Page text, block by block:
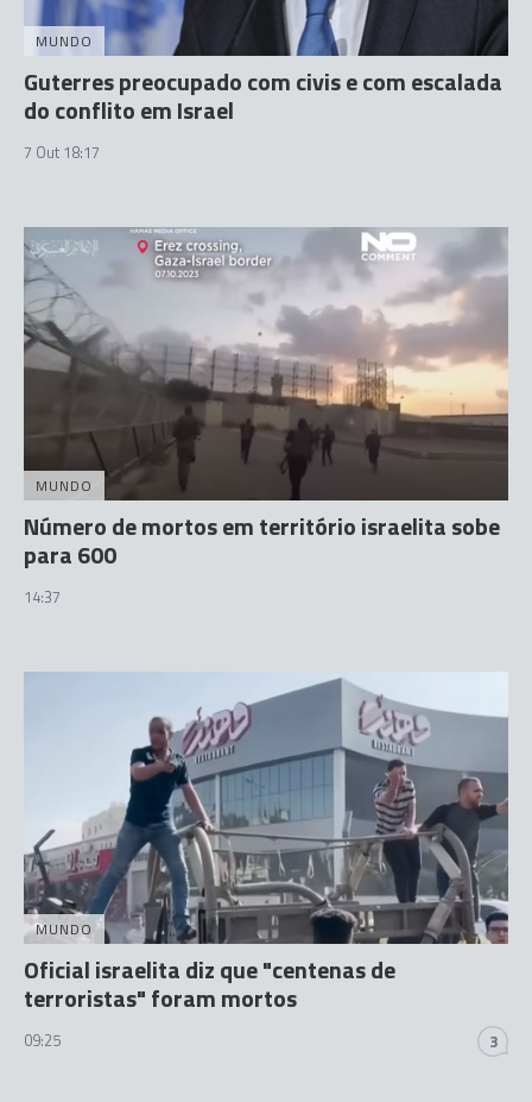
MUNDO
Guterres preocupado com civis e com escalada
do conflito em Israel
7 Out 18:17
MUNDO
Número de mortos em território israelita sobe
para 600
14:37
MUNDO
Oficial israelita diz que "centenas de
terroristas" foram mortos
09:25 3